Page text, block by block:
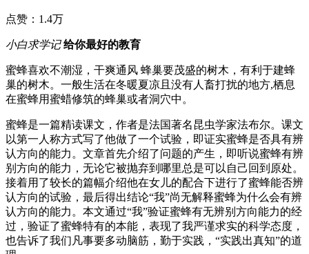
点赞： 1.4万
小白求学记 给你最好的教育
蜜蜂喜欢不潮湿，干爽通风 蜂巢要茂盛的树木，有利于建蜂
巢的树木。一般生活在冬暖夏凉且没有人畜打扰的地方,栖息
在蜜蜂用蜜蜡修筑的蜂巢或者洞穴中。
蜜蜂是一篇精读课文，作者是法国著名昆虫学家法布尔。课文
以第一人称方式写了他做了一个试验，即证实蜜蜂是否具有辨
认方向的能力。文章首先介绍了问题的产生，即听说蜜蜂有辨
别方向的能力，无论它被抛弃到哪里总是可以自己回到原处。
接着用了较长的篇幅介绍他在女儿的配合下进行了蜜蜂能否辨
认方向的试验，最后得出结论“我”尚无解释蜜蜂为什么会有辨
认方向的能力。本文通过“我”验证蜜蜂有无辨别方向能力的经
过，验证了蜜蜂特有的本能，表现了我严谨求实的科学态度，
也告诉了我们凡事要多动脑筋，勤于实践，“实践出真知”的道